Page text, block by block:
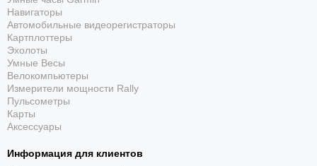
Навигаторы
Автомобильные видеорегистраторы
Картплоттеры
Эхолоты
Умные Весы
Велокомпьютеры
Измерители мощности Rally
Пульсометры
Карты
Аксессуары
Информация для клиентов